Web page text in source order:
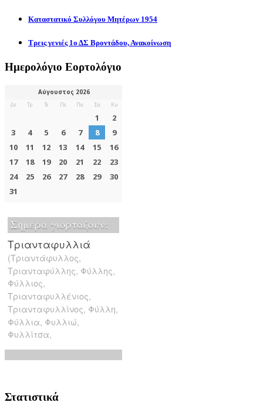
Καταστατικό Συλλόγου Μητέρων 1954
Τρεις γενιές 1ο ΔΣ Βροντάδου, Ανακοίνωση
Ημερολόγιο Εορτολόγιο
Στατιστικά